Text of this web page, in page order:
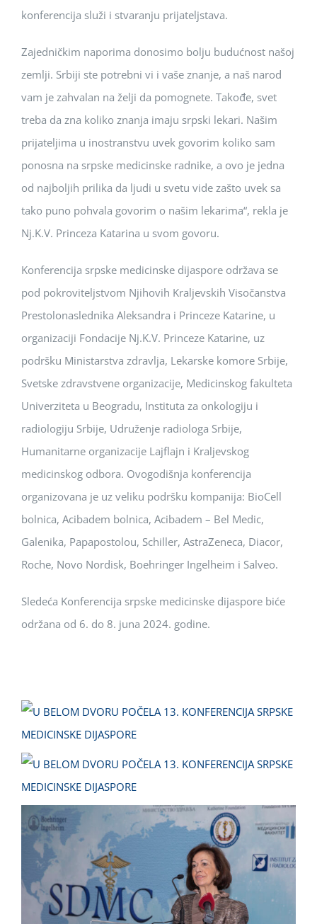
konferencija služi i stvaranju prijateljstava.
Zajedničkim naporima donosimo bolju budućnost našoj
zemlji. Srbiji ste potrebni vi i vaše znanje, a naš narod
vam je zahvalan na želji da pomognete. Takođe, svet
treba da zna koliko znanja imaju srpski lekari. Našim
prijateljima u inostranstvu uvek govorim koliko sam
ponosna na srpske medicinske radnike, a ovo je jedna
od najboljih prilika da ljudi u svetu vide zašto uvek sa
tako puno pohvala govorim o našim lekarima“, rekla je
Nj.K.V. Princeza Katarina u svom govoru.
Konferencija srpske medicinske dijaspore održava se
pod pokroviteljstvom Njihovih Kraljevskih Visočanstva
Prestolonaslednika Aleksandra i Princeze Katarine, u
organizaciji Fondacije Nj.K.V. Princeze Katarine, uz
podršku Ministarstva zdravlja, Lekarske komore Srbije,
Svetske zdravstvene organizacije, Medicinskog fakulteta
Univerziteta u Beogradu, Instituta za onkologiju i
radiologiju Srbije, Udruženje radiologa Srbije,
Humanitarne organizacije Lajflajn i Kraljevskog
medicinskog odbora. Ovogodišnja konferencija
organizovana je uz veliku podršku kompanija: BioCell
bolnica, Acibadem bolnica, Acibadem – Bel Medic,
Galenika, Papapostolou, Schiller, AstraZeneca, Diacor,
Roche, Novo Nordisk, Boehringer Ingelheim i Salveo.
Sledeća Konferencija srpske medicinske dijaspore biće
održana od 6. do 8. juna 2024. godine.